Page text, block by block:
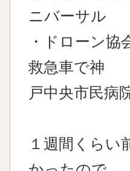
ニバーサル
・ドローン協
救急車で神
戸中央市民病
１週間くらい